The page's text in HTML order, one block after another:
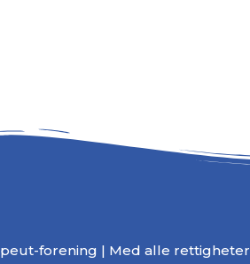
forening | Med alle rettigheter